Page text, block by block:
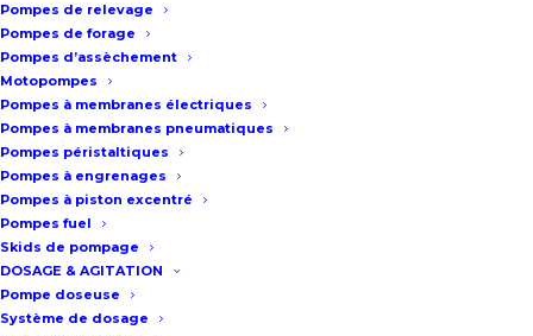
Pompes de relevage
Pompes de forage
Pompes d’assèchement
Motopompes
Pompes à membranes électriques
Pompes à membranes pneumatiques
Pompes péristaltiques
Pompes à engrenages
Pompes à piston excentré
Pompes fuel
Skids de pompage
DOSAGE & AGITATION
Pompe doseuse
Système de dosage
Votre partenaire de confiance en tant
que distributeur officiel des marques de
pompes industrielles, offrant des
solutions de qualité supérieure pour
toutes vos applications de pompage.